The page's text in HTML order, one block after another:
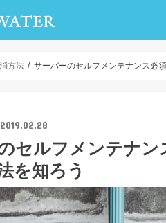
方法 サーバーのセルフメンテナンス必
2019.02.28
セルフメンテナ
を知ろう